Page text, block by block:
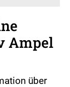
Ampel
über